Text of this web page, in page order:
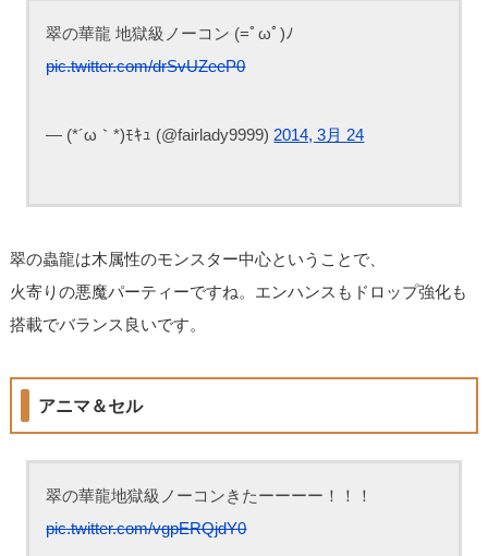
翠の華龍 地獄級ノーコン (=ﾟωﾟ)ﾉ
pic.twitter.com/drSvUZeeP0
— (*´ω｀*)ﾓｷｭ (@fairlady9999) 2014, 3月 24
翠の蟲龍は木属性のモンスター中心ということで、
火寄りの悪魔パーティーですね。エンハンスもドロップ強化も
搭載でバランス良いです。
アニマ＆セル
翠の華龍地獄級ノーコンきたーーーー！！！
pic.twitter.com/vgpERQjdY0